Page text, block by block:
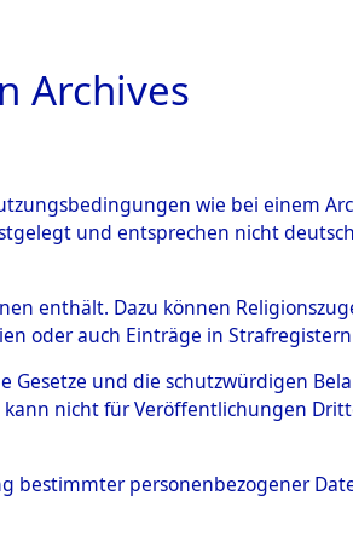
Anzahl
ihrer
(84629534)
Archives
wie bei einem
und entsprechen nicht
enthält. Dazu können
oder auch Einträge in
Gesetze und die schutzwürdigen
nicht für Veröffentlichungen
bestimmter personenbezogener